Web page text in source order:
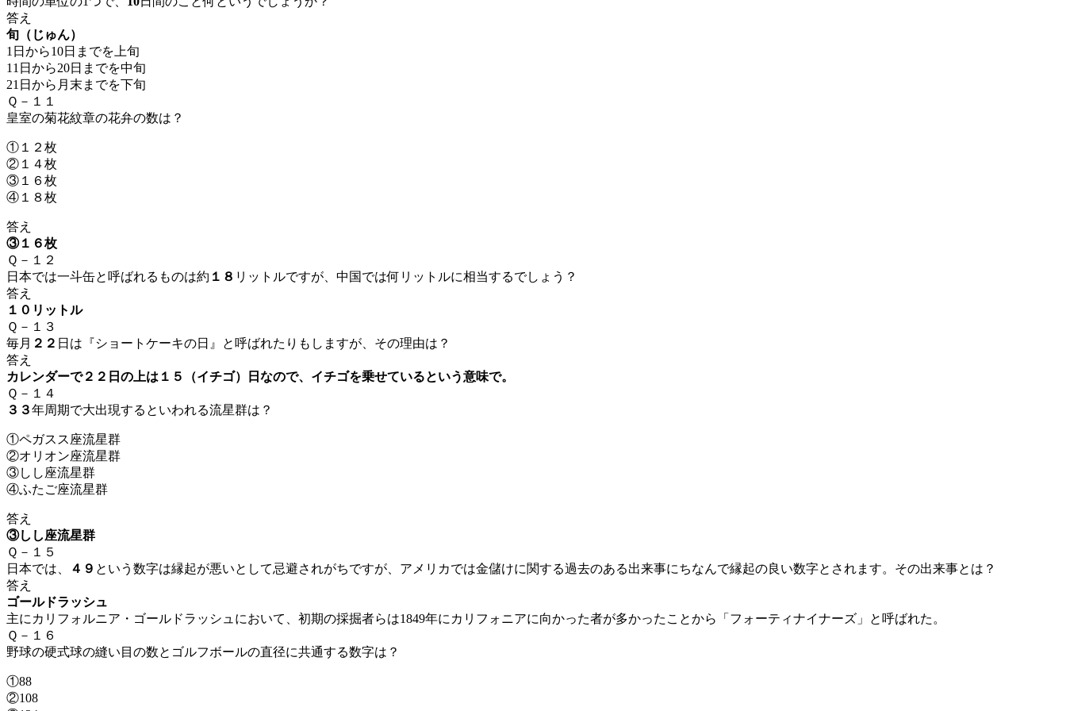
答え
旬（じゅん）
1日から10日までを 上旬
11日から20日までを中旬
21日から月末までを下旬
Ｑ－１１
皇室の菊花紋章の花弁の数は？
①１２枚
②１４枚
③１６枚
④１８枚
答え
③１６枚
Ｑ－１２
日本では一斗缶と呼ばれるものは約 １８ リットルですが、中国では何リットルに相当するでしょう？
答え
１０リットル
Ｑ－１３
毎月 ２２ 日は『ショートケーキの日』と呼ばれたりもしますが、その理由は？
答え
カレンダーで２２日の上は１５（イチゴ）日なので、イチゴを乗せているという意味で。
Ｑ－１４
３３年周期で大出現するといわれる流星群は？
①ペガスス座流星群
②オリオン座流星群
③しし座流星群
④ふたご座流星群
答え
③しし座流星群
Ｑ－１５
日本では、
４９ という数字は縁起が悪いとして忌避されがちですが、アメリカでは金儲けに関する過去のある出来事にちなんで縁起の良い数字とされます。その出来事とは？
答え
ゴールドラッシュ
主にカリフォルニア・ゴールドラッシュにおいて、 初期の採掘者らは1849年にカリフォニアに向かった者が多かったことから「 フォーティナイナーズ 」と呼ばれた。
Ｑ－１６
野球の硬式球の縫い目の数とゴルフボールの直径に共通する数字は？
①88
②108